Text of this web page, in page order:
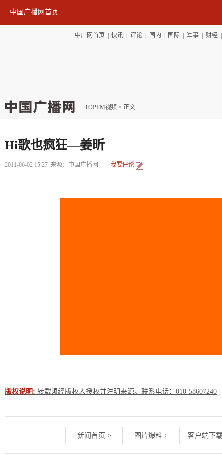
中国广播网首页
中广网首页 |快讯 |评论 国内 国际 军事 财经
TOPFM视频 > 正文
Hi歌也疯狂—姜昕
2011-06-02 15:27 来源：中国广播网 我要评论
版权说明: 转载须经版权人授权并注明来源。联系电话：010-58607240
新闻首页 > 图片爆料 > 客户端下载